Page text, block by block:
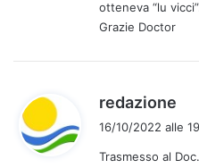
otteneva “lu
Grazie Doctor
redazione
e
16/10/2022 alle
Trasmesso al